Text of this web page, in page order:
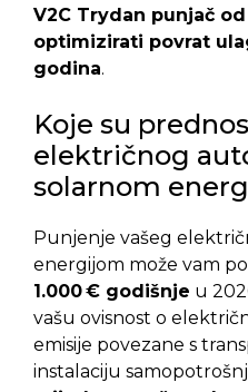
V2C Trydan punjač
optimizirati povrat
godina.
Koje su
električnog
solarnom
Punjenje vašeg
energijom može vam
1.000 € godišnje u
vašu ovisnost o
emisije povezane s
instalaciju